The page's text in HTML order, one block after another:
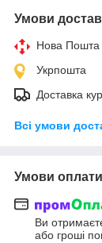
Умови
Нова Пошта
Укрпошта
Доставка
Всі умови
Умови оплати
Ви
або гроші